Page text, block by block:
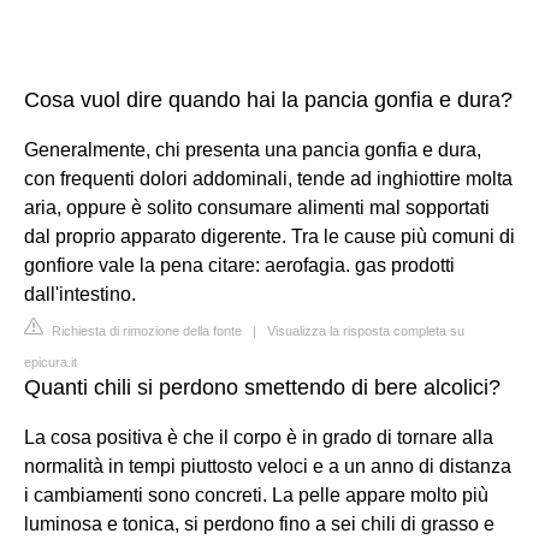
Cosa vuol dire quando hai la pancia gonfia e dura?
Generalmente, chi presenta una pancia gonfia e dura,
con frequenti dolori addominali, tende ad inghiottire molta
aria, oppure è solito consumare alimenti mal sopportati
dal proprio apparato digerente. Tra le cause più comuni di
gonfiore vale la pena citare: aerofagia. gas prodotti
dall'intestino.
Richiesta di rimozione della fonte | Visualizza la risposta completa su
epicura.it
Quanti chili si perdono smettendo di bere alcolici?
La cosa positiva è che il corpo è in grado di tornare alla
normalità in tempi piuttosto veloci e a un anno di distanza
i cambiamenti sono concreti. La pelle appare molto più
luminosa e tonica, si perdono fino a sei chili di grasso e